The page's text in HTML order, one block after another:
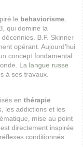
le behaviorisme
qui domine la
B.F. Skinner
opérant. Aujourd'hui
concept fondamental
La langue russe
à ses travaux.
en thérapie
les addictions et les
mise au point
directement inspirée
conditionnés.